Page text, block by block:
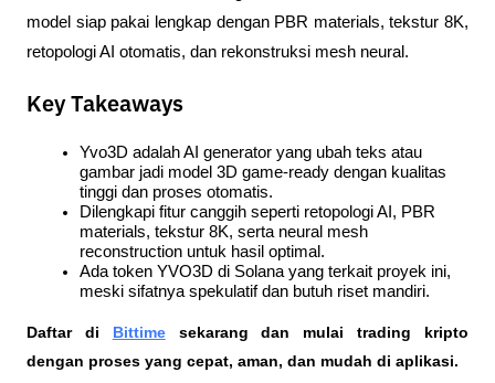
model siap pakai lengkap dengan PBR materials, tekstur 8K,
retopologi AI otomatis, dan rekonstruksi mesh neural.
Key Takeaways
Yvo3D adalah AI generator yang ubah teks atau
gambar jadi model 3D game-ready dengan kualitas
tinggi dan proses otomatis.
Dilengkapi fitur canggih seperti retopologi AI, PBR
materials, tekstur 8K, serta neural mesh
reconstruction untuk hasil optimal.
Ada token YVO3D di Solana yang terkait proyek ini,
meski sifatnya spekulatif dan butuh riset mandiri.
Daftar di Bittime sekarang dan mulai trading kripto
dengan proses yang cepat, aman, dan mudah di aplikasi.